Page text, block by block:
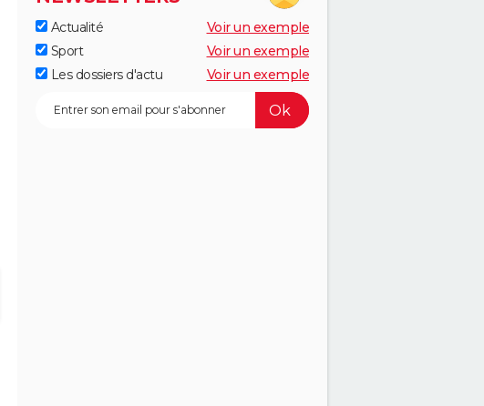
Actualité
Voir un exemple
Sport
Voir un exemple
Les dossiers d'actu
Voir un exemple